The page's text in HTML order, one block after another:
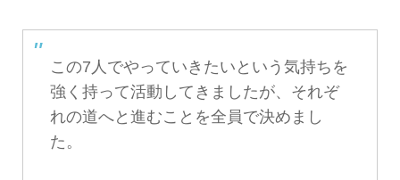
この7人でやっていきたいという気持ちを
強く持って活動してきましたが、それぞ
れの道へと進むことを全員で決めまし
た。